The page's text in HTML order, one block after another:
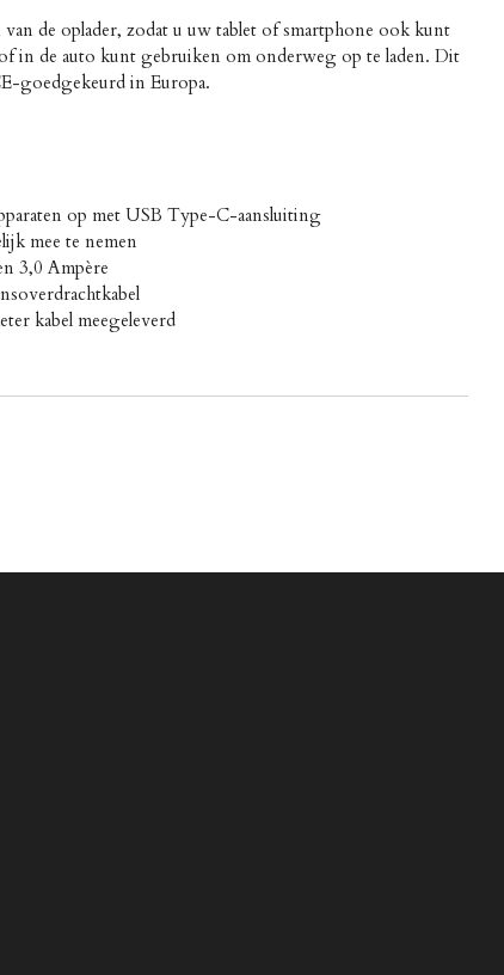
de oplader, zodat u uw tablet of smartphone ook kunt
in de auto kunt gebruiken om onderweg op te laden. Dit
goedgekeurd in Europa.
op met USB Type-C-aansluiting
mee te nemen
3,0 Ampère
kabel meegeleverd